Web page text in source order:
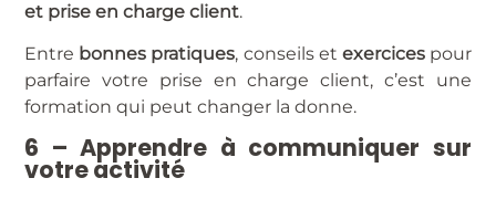
et prise en charge client.
Entre bonnes pratiques, conseils et exercicespour
parfaire votre prise en charge client, c’est une
formation qui peut changer la donne.
6 – Apprendre à communiquer sur
votre activité